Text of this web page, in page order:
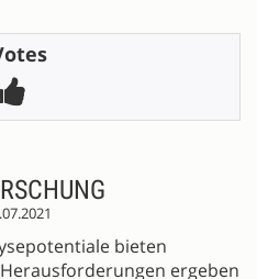
bieten
ergeben